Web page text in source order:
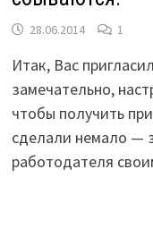
28.06.2014 1
Итак, Вас
замечательно,
чтобы получить
сделали немало —
работодателя